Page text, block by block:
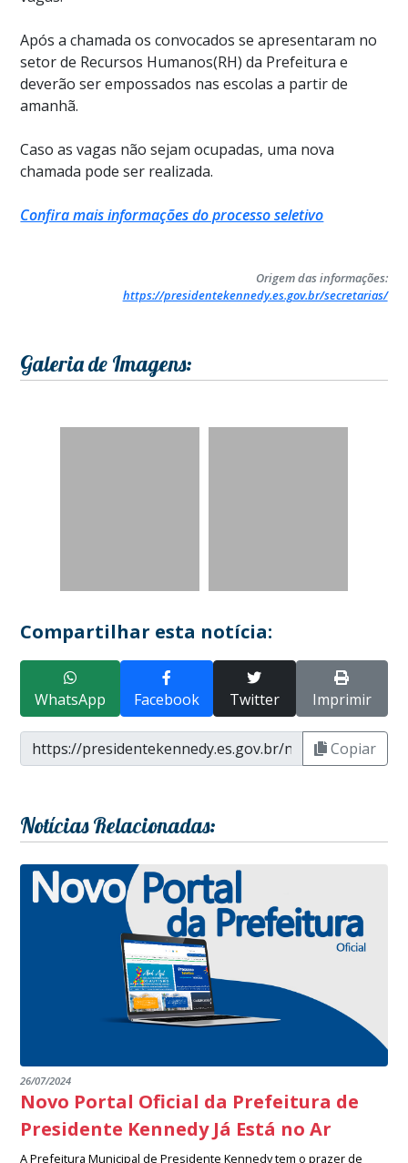
Após a chamada os convocados se apresentaram no
setor de Recursos Humanos(RH) da Prefeitura e
deverão ser empossados nas escolas a partir de
amanhã.
Caso as vagas não sejam ocupadas, uma nova
chamada pode ser realizada.
Confira mais informações do processo seletivo
Origem das informações:
https://presidentekennedy.es.gov.br/secretarias/
Galeria de Imagens:
Compartilhar esta notícia:
WhatsApp Facebook Twitter Imprimir
Copiar
Notícias Relacionadas:
26/07/2024
Novo Portal Oficial da Prefeitura de
Presidente Kennedy Já Está no Ar
A Prefeitura Municipal de Presidente Kennedy tem o prazer de